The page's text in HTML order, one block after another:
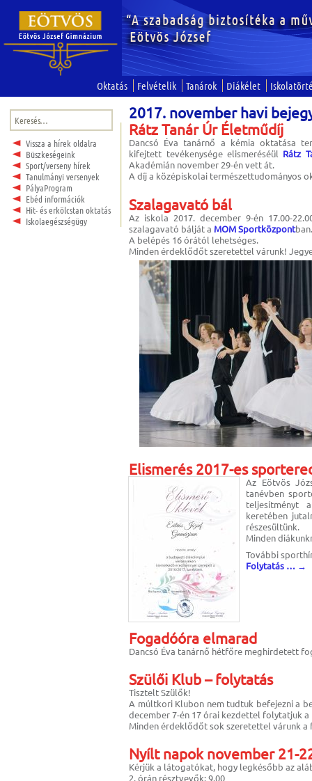
Oktatás Felvételik Tanárok Diákélet
Keresés:
Vissza a hírek oldalra
Büszkeségeink
Sport/verseny hírek
Tanulmányi versenyek
PályaProgram
Ebéd információk
Hit- és erkölcstan oktatás
Iskolaegészségügy
2017. november havi
Rátz Tanár Úr Életműdíj
Dancsó Éva tanárnő a kémia oktatása
kifejtett tevékenysége elismeréséül Rátz
Akadémián november 29-én vett át.
A díj a középiskolai természettudományos
Szalagavató bál
Az iskola 2017. december 9-én 17.00-
szalagavató bálját a MOM Sportközpont
A belépés 16 órától lehetséges.
Minden érdeklődőt szeretettel várunk!
Elismerés 2017-es
Az Eötvös
tanévben
teljesítményt
keretében
részesültünk.
Minden
További
Folytatás … →
Fogadóóra elmarad
Dancsó Éva tanárnő hétfőre meghirdetett
Szülői Klub – folytatás
Tisztelt Szülők!
A múltkori Klubon nem tudtuk befejezni a
december 7-én 17 órai kezdettel folytatjuk
Minden érdeklődőt sok szeretettel várunk a
Nyílt napok november 21-
Kérjük a látogatókat, hogy legkésőbb az
2. órán résztvevők: 9.00